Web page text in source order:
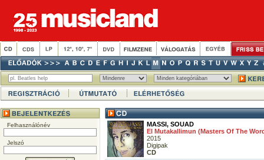
Felhasználónév
Jelszó
MASSI, SOUAD
El Mutakallimun (Masters Of The
2015
Digipak
CD